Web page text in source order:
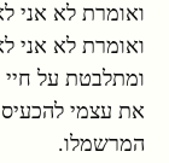
ואומרת לא אני
ואומרת לא אני
ומתלבטת על חיי
את עצמי
המרשמלו.